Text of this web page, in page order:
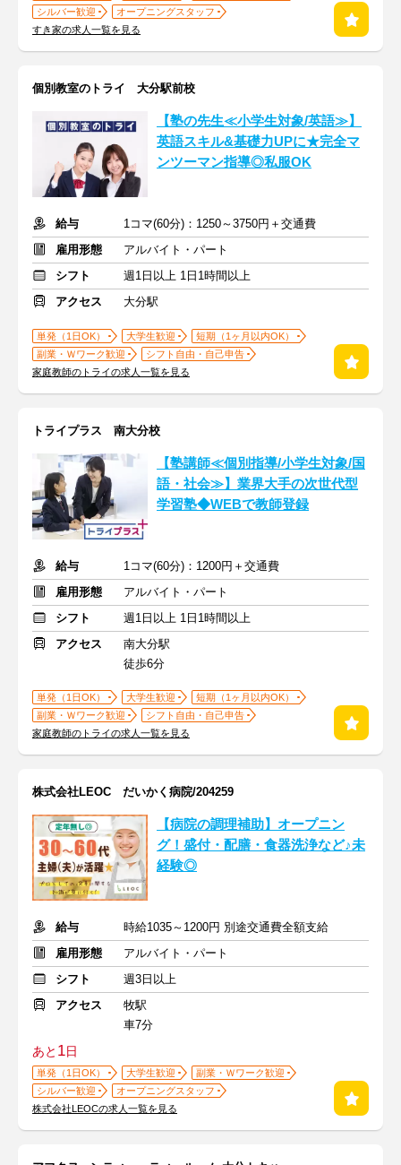
シルバー歓迎
オープニングスタッフ
すき家の求人一覧を見る
個別教室のトライ 大分駅前校
【塾の先生≪小学生対象/英語≫】
英語スキル&基礎力UPに★完全マ
ンツーマン指導◎私服OK
給与
1コマ(60分)：1250～3750円＋交通費
雇用形態
アルバイト・パート
シフト
週1日以上 1日1時間以上
アクセス
大分駅
単発（1日OK） 大学生歓迎
短期（1ヶ月以内OK）
副業・Ｗワーク歓迎
シフト自由・自己申告
家庭教師のトライの求人一覧を見る
トライプラス 南大分校
【塾講師≪個別指導/小学生対象/国
語・社会≫】業界大手の次世代型
学習塾◆WEBで教師登録
給与
1コマ(60分)：1200円＋交通費
雇用形態
アルバイト・パート
シフト
週1日以上 1日1時間以上
アクセス
南大分駅
徒歩6分
単発（1日OK） 大学生歓迎
短期（1ヶ月以内OK）
副業・Ｗワーク歓迎
シフト自由・自己申告
家庭教師のトライの求人一覧を見る
株式会社LEOC だいかく病院/204259
【病院の調理補助】オープニン
グ！盛付・配膳・食器洗浄など♪未
経験◎
給与
時給1035～1200円 別途交通費全額支給
雇用形態
アルバイト・パート
シフト
週3日以上
アクセス
牧駅
車7分
あと 1日
単発（1日OK） 大学生歓迎
副業・Ｗワーク歓迎
シルバー歓迎
オープニングスタッフ
株式会社LEOCの求人一覧を見る